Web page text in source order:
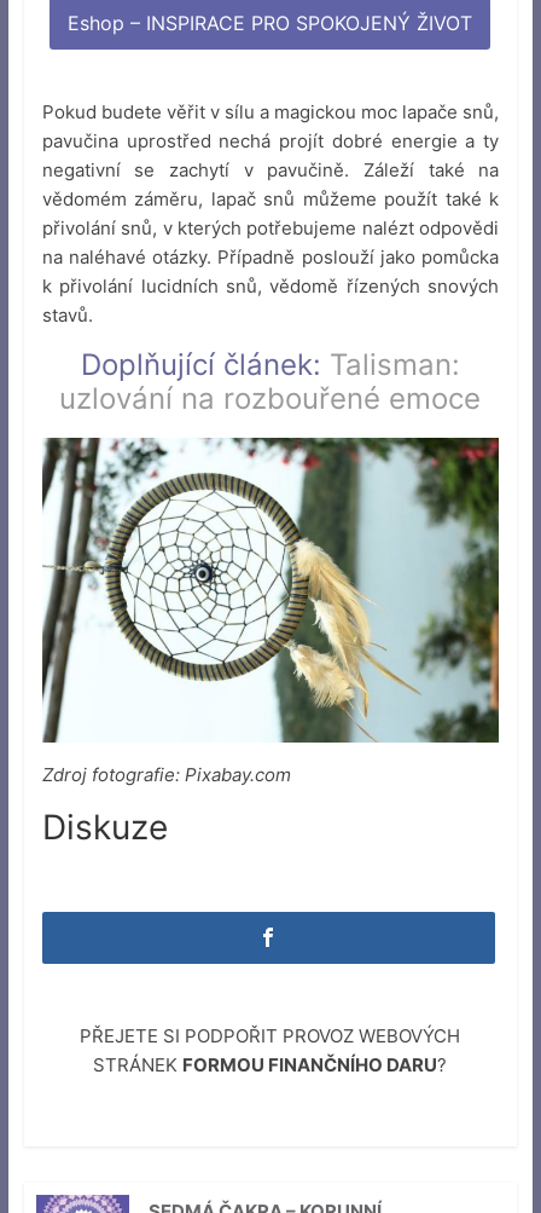
Eshop – INSPIRACE PRO SPOKOJENÝ ŽIVOT
Pokud budete věřit v sílu a magickou moc lapače snů,
pavučina uprostřed nechá projít dobré energie a ty
negativní se zachytí v pavučině. Záleží také na
vědomém záměru, lapač snů můžeme použít také k
přivolání snů, v kterých potřebujeme nalézt odpovědi
na naléhavé otázky. Případně poslouží jako pomůcka
k přivolání lucidních snů, vědomě řízených snových
stavů.
Doplňující článek: Talisman:
uzlování na rozbouřené emoce
Zdroj fotografie: Pixabay.com
Diskuze
PŘEJETE SI PODPOŘIT PROVOZ WEBOVÝCH
STRÁNEK FORMOU FINANČNÍHO DARU?